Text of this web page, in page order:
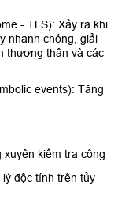
- TLS): Xảy ra khi
nhanh chóng, giải
thương thận và các
events): Tăng
kiểm tra công
độc tính trên tủy